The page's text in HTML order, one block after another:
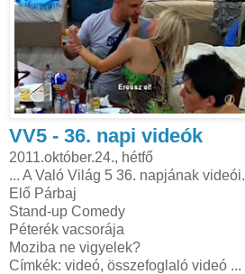
VV5 - 36. napi videók
2011.október.24., hétfő
... A Való Világ 5 36. napjának videói.
Elő Párbaj
Stand-up Comedy
Péterék vacsorája
Moziba ne vigyelek?
Címkék: videó, összefoglaló videó ...